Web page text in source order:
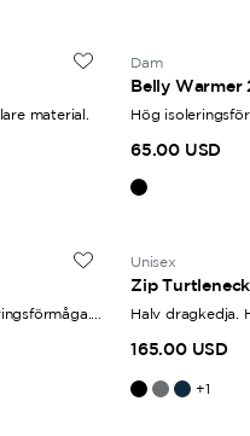
har en unisex-skärning kan
därför att konsultera
material.
Dam
Belly Warmer
Hög
65.00 USD
Unisex
Zip
Halv dragkedja.
165.00 USD
+1